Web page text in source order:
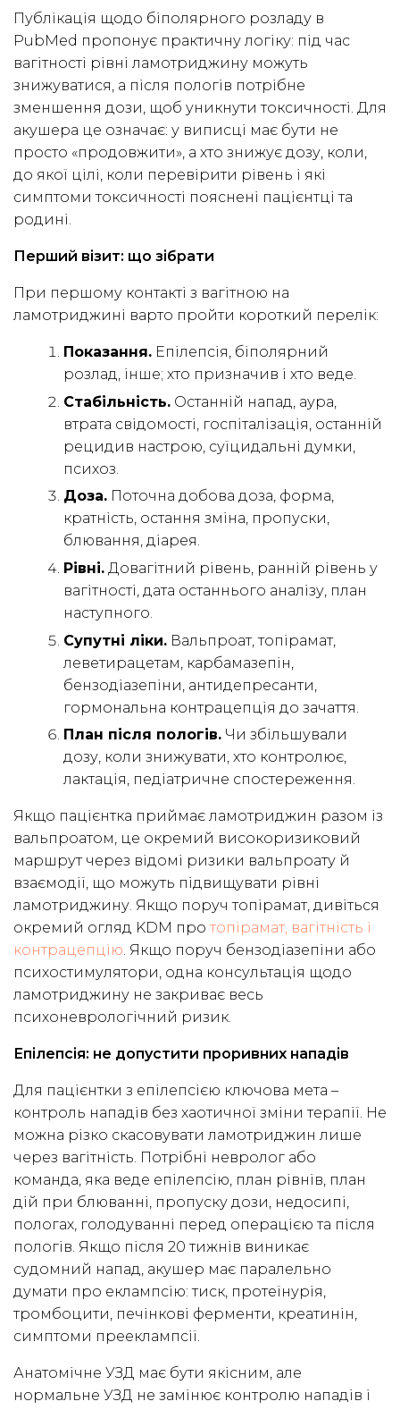
Публікація щодо біполярного розладу в
PubMed пропонує практичну логіку: під час
вагітності рівні ламотриджину можуть
знижуватися, а після пологів потрібне
зменшення дози, щоб уникнути токсичності. Для
акушера це означає: у виписці має бути не
просто «продовжити», а хто знижує дозу, коли,
до якої цілі, коли перевірити рівень і які
симптоми токсичності пояснені пацієнтці та
родині.
Перший візит: що зібрати
При першому контакті з вагітною на
ламотриджині варто пройти короткий перелік:
Показання. Епілепсія, біполярний
розлад, інше; хто призначив і хто веде.
Стабільність. Останній напад, аура,
втрата свідомості, госпіталізація, останній
рецидив настрою, суїцидальні думки,
психоз.
Доза. Поточна добова доза, форма,
кратність, остання зміна, пропуски,
блювання, діарея.
Рівні. Довагітний рівень, ранній рівень у
вагітності, дата останнього аналізу, план
наступного.
Супутні ліки. Вальпроат, топірамат,
леветирацетам, карбамазепін,
бензодіазепіни, антидепресанти,
гормональна контрацепція до зачаття.
План після пологів. Чи збільшували
дозу, коли знижувати, хто контролює,
лактація, педіатричне спостереження.
Якщо пацієнтка приймає ламотриджин разом із
вальпроатом, це окремий високоризиковий
маршрут через відомі ризики вальпроату й
взаємодії, що можуть підвищувати рівні
ламотриджину. Якщо поруч топірамат, дивіться
окремий огляд KDM про топірамат, вагітність і
контрацепцію. Якщо поруч бензодіазепіни або
психостимулятори, одна консультація щодо
ламотриджину не закриває весь
психоневрологічний ризик.
Епілепсія: не допустити проривних нападів
Для пацієнтки з епілепсією ключова мета –
контроль нападів без хаотичної зміни терапії. Не
можна різко скасовувати ламотриджин лише
через вагітність. Потрібні невролог або
команда, яка веде епілепсію, план рівнів, план
дій при блюванні, пропуску дози, недосипі,
пологах, голодуванні перед операцією та після
пологів. Якщо після 20 тижнів виникає
судомний напад, акушер має паралельно
думати про еклампсію: тиск, протеїнурія,
тромбоцити, печінкові ферменти, креатинін,
симптоми прееклампсії.
Анатомічне УЗД має бути якісним, але
нормальне УЗД не замінює контролю нападів і